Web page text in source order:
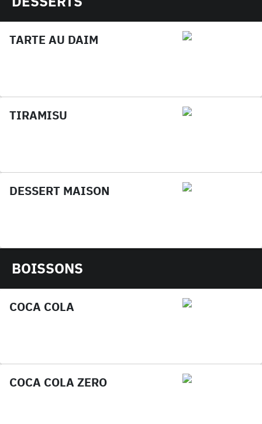
TARTE AU DAIM
TIRAMISU
DESSERT MAISON
BOISSONS
COCA COLA
COCA COLA ZERO